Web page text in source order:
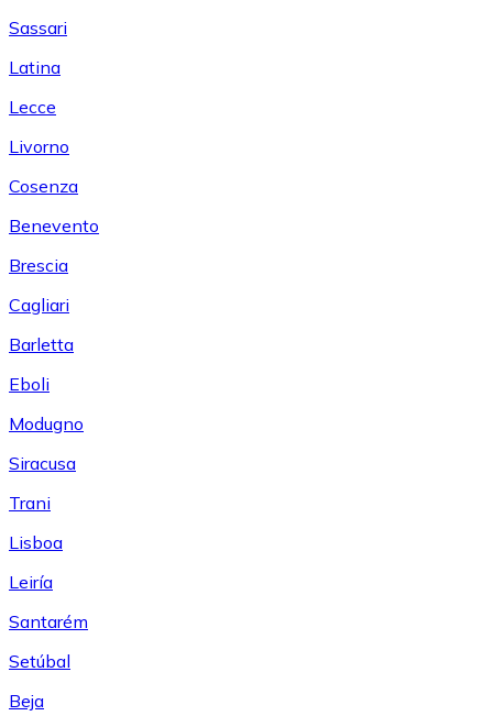
Sassari
Latina
Lecce
Livorno
Cosenza
Benevento
Brescia
Cagliari
Barletta
Eboli
Modugno
Siracusa
Trani
Lisboa
Leiría
Santarém
Setúbal
Beja